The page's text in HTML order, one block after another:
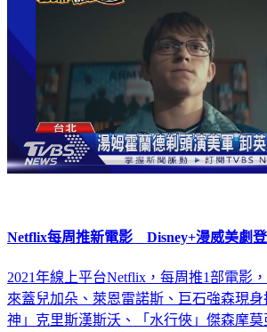
Netflix每周推新電影 Disney+漫威美劇
2021年線上平台Netflix，每周推1部電影
來蓋兒加朵、萊恩雷諾斯、巨石強森現
神」克里斯漢斯沃、「水行俠」傑森摩